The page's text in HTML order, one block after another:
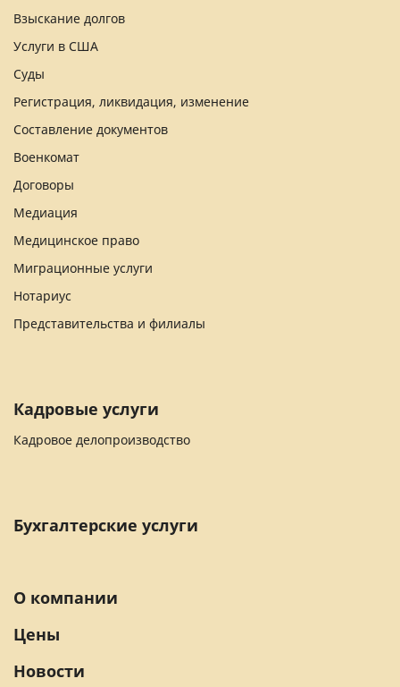
Взыскание долгов
Услуги в США
Суды
Регистрация, ликвидация, изменение
Составление документов
Военкомат
Договоры
Медиация
Медицинское право
Миграционные услуги
Нотариус
Представительства и филиалы
Кадровые услуги
Кадровое делопроизводство
Бухгалтерские услуги
О компании
Цены
Новости